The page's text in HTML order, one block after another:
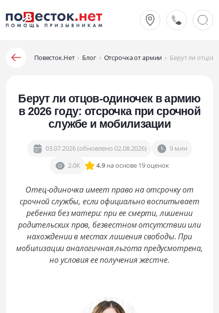
Повесток.Нет › Блог › Отсрочка от армии › Берут ли
Берут ли отцов-одиночек в армию
в 2026 году: отсрочка при срочной
службе и мобилизации
03.07.2026 (обновлено 02.08.2026)
9 мин
2.0К
4.9 на основе 19 оценок
Отец-одиночка имеет право на отсрочку от
срочной службы, если официально воспитывает
ребенка без матери: при ее смерти, лишении
родительских прав, безвестном отсутствии или
нахождении в местах лишения свободы. При
мобилизации аналогичная льгота предусмотрена,
но условия ее получения жестче.